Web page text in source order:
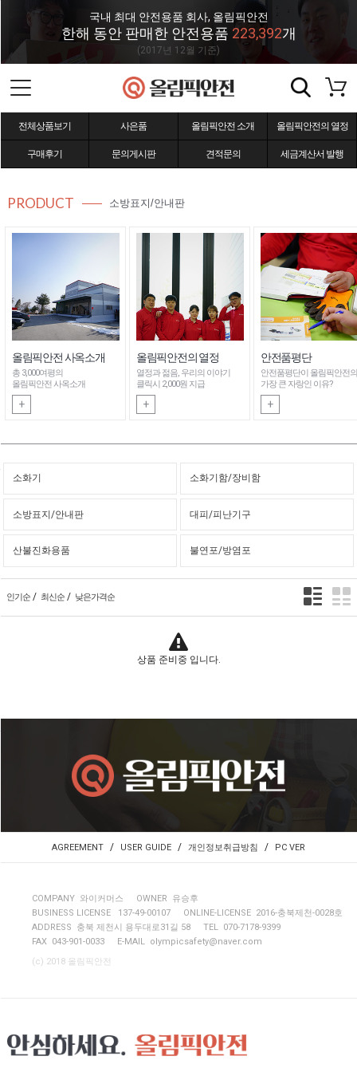
국내 최대 안전용품 회사, 올림픽안전
한해 동안 판매한 안전용품 223,392개
(2017년 12월 기준)
전체상품보기 사은품 올림픽안전 소개 올림픽안전의 열정
구매후기 문의게시판 견적문의 세금계산서 발행
PRODUCT 소방표지/안내판
올림픽안전 사옥소개
총 3,000여평의
올림픽안전 사옥소개
+
올림픽안전의 열정
열정과 젊음, 우리의 이야기
클릭시 2,000원 지급
+
안전품평단
안전품평단이 올림픽안전의
가장 큰 자랑인 이유?
+
소화기 소화기함/장비함
소방표지/안내판 대피/피난기구
산불진화용품 불연포/방염포
인기순 / 최신순 / 낮은가격순
상품 준비중 입니다.
AGREEMENT / USER GUIDE / 개인정보취급방침 / PC VER
COMPANY 와이커머스
OWNER 유승후
BUSINESS LICENSE 137-49-00107
ONLINE-LICENSE 2016-충북제천-0028호
ADDRESS 충북 제천시 용두대로31길 58
TEL 070-7178-9399
FAX 043-901-0033
E-MAIL olympicsafety@naver.com
(c) 2018 올림픽안전